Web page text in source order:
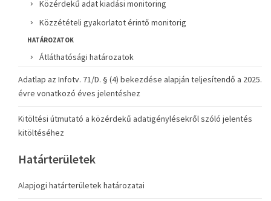
Közérdekű adat kiadási monitoring
Közzétételi gyakorlatot érintő monitorig
HATÁROZATOK
Átláthatósági határozatok
Adatlap az Infotv. 71/D. § (4) bekezdése alapján teljesítendő a 2025.
évre vonatkozó éves jelentéshez
Kitöltési útmutató a közérdekű adatigénylésekről szóló jelentés
kitöltéséhez
Határterületek
Alapjogi határterületek határozatai